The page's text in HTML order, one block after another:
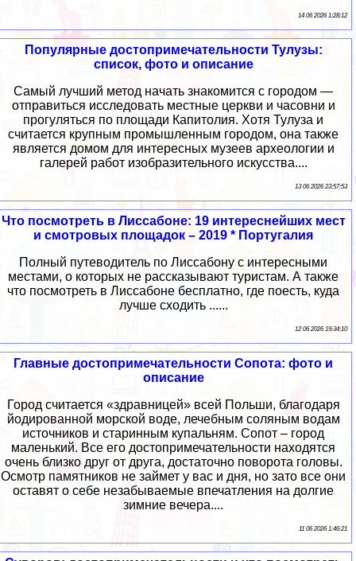
14 06 2026 1:28:12
Популярные достопримечательности Тулузы:
список, фото и описание
Самый лучший метод начать знакомится с городом —
отправиться исследовать местные церкви и часовни и
прогуляться по площади Капитолия. Хотя Тулуза и
считается крупным промышленным городом, она также
является домом для интересных музеев археологии и
галерей работ изобразительного искусства....
13 06 2026 23:57:53
Что посмотреть в Лиссабоне: 19 интереснейших мест
и смотровых площадок – 2019 * Португалия
Полный путеводитель по Лиссабону с интересными
местами, о которых не рассказывают туристам. А также
что посмотреть в Лиссабоне бесплатно, где поесть, куда
лучше сходить ......
12 06 2026 19:34:10
Главные достопримечательности Сопота: фото и
описание
Город считается «здравницей» всей Польши, благодаря
йодированной морской воде, лечебным соляным водам
источников и старинным купальням. Сопот – город
маленький. Все его достопримечательности находятся
очень близко друг от друга, достаточно поворота головы.
Осмотр памятников не займет у вас и дня, но зато все они
оставят о себе незабываемые впечатления на долгие
зимние вечера....
11 06 2026 1:46:21